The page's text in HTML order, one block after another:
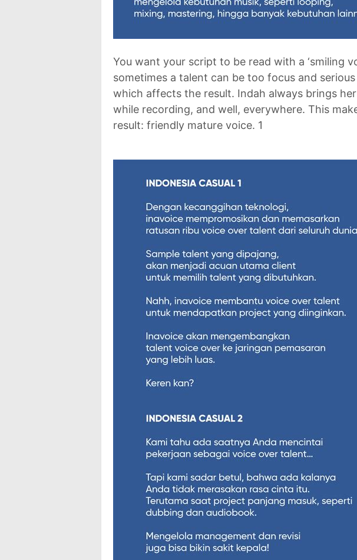
You want your script to be read with a ‘smiling
sometimes a talent can be too focus and
which affects the result. Indah always brings
while recording, and well, everywhere. This
result: friendly mature voice. 1